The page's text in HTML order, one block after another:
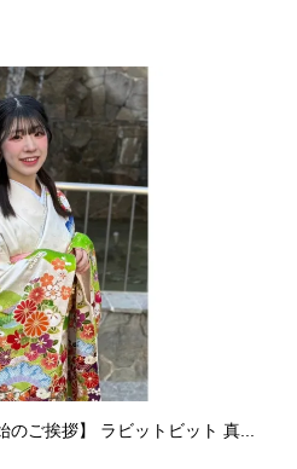
のご挨拶】 ラビットビット 真...